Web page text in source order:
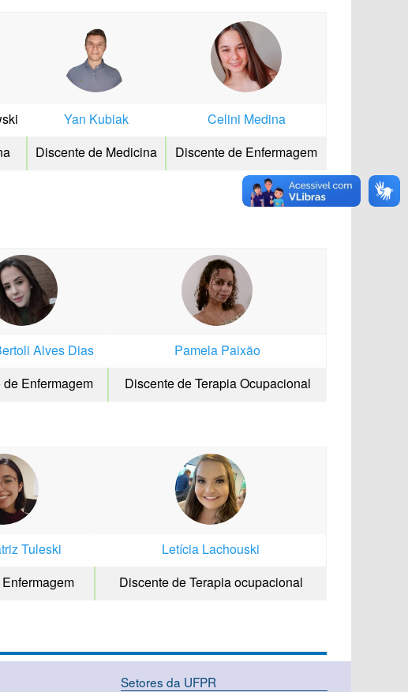
Yan Kubiak
Celini Medina
Discente de Medicina Discente de Enfermagem
Alves Dias
Pamela Paixão
Enfermagem Discente de Terapia Ocupacional
Tuleski
Letícia Lachouski
Discente de Terapia ocupacional
Setores da UFPR